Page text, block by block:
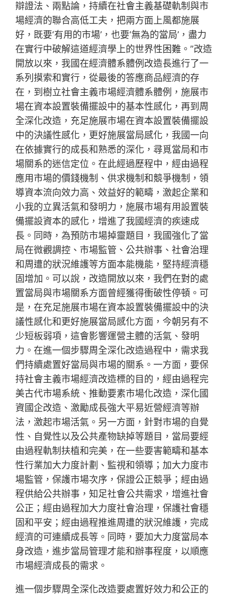
辯證法、兩點論，持續在社會主義基礎軌制與市
場經濟的聯合高低工夫，把兩方面上風都施展
好，既要‘有用的市場’，也要‘無為的當局’，盡力
在實行中破解這道經濟學上的世界性困難。”改造
開放以來，我國在經濟體系體例改造長進行了一
系列摸索和實行，從最後的答應商品經濟的存
在，到樹立社會主義市場經濟體系體例，施展市
場在資本設置裝備擺設中的基本性感化，再到周
全深化改造，充足施展市場在資本設置裝備擺設
中的決議性感化，更好施展當局感化，我國一向
在依據實行的成長和熟悉的深化，尋覓當局和市
場關系的迷信定位。在此經過歷程中，經由過程
應用市場的價錢機制、供求機制和競爭機制，領
導資本流向效力高、效益好的範疇，激起企業和
小我的立異活氣和發明力，施展市場有用設置裝
備擺設資本的感化，增進了我國經濟的疾速成
長。同時，為預防市場掉靈題目，我國強化了當
局在微觀調控、市場監管、公共辦事、社會治理
和周遭的狀況維護等方面本能機能，堅持經濟穩
固增加。可以說，改造開放以來，我們在對的處
置當局與市場關系方面曾經獲得衝破性停頓。可
是，在充足施展市場在資本設置裝備擺設中的決
議性感化和更好施展當局感化方面，今朝另有不
少短板弱項，這會影響運營主體的活氣、發明
力。在進一個步驟周全深化改造過程中，需求我
們持續處置好當局與市場的關系。一方面，要保
持社會主義市場經濟改造標的目的，經由過程完
美古代市場系統、推動要素市場化改造，深化國
資國企改造、激勵成長強大平易近營經濟等辦
法，激起市場活氣。另一方面，針對市場的自覺
性、自覺性以及公共產物缺掉等題目，當局要經
由過程軌制扶植和完美，在一些要害範疇和基本
性行業加大力度計劃、監視和領導；加大力度市
場監管，保護市場次序，保證公正競爭；經由過
程供給公共辦事，知足社會公共需求，增進社會
公正；經由過程加大力度社會治理，保護社會穩
固和平安；經由過程推進周遭的狀況維護，完成
經濟的可連續成長等。同時，要加大力度當局本
身改造，進步當局管理才能和辦事程度，以順應
市場經濟成長的需求。
進一個步驟周全深化改造要處置好效力和公正的